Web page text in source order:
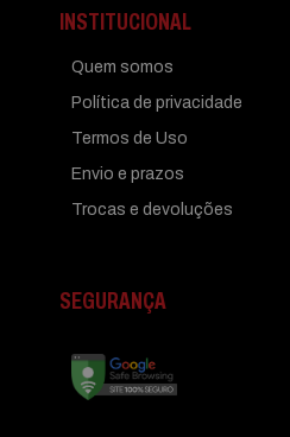
INSTITUCIONAL
Quem somos
Política de privacidade
Termos de Uso
Envio e prazos
Trocas e devoluções
SEGURANÇA